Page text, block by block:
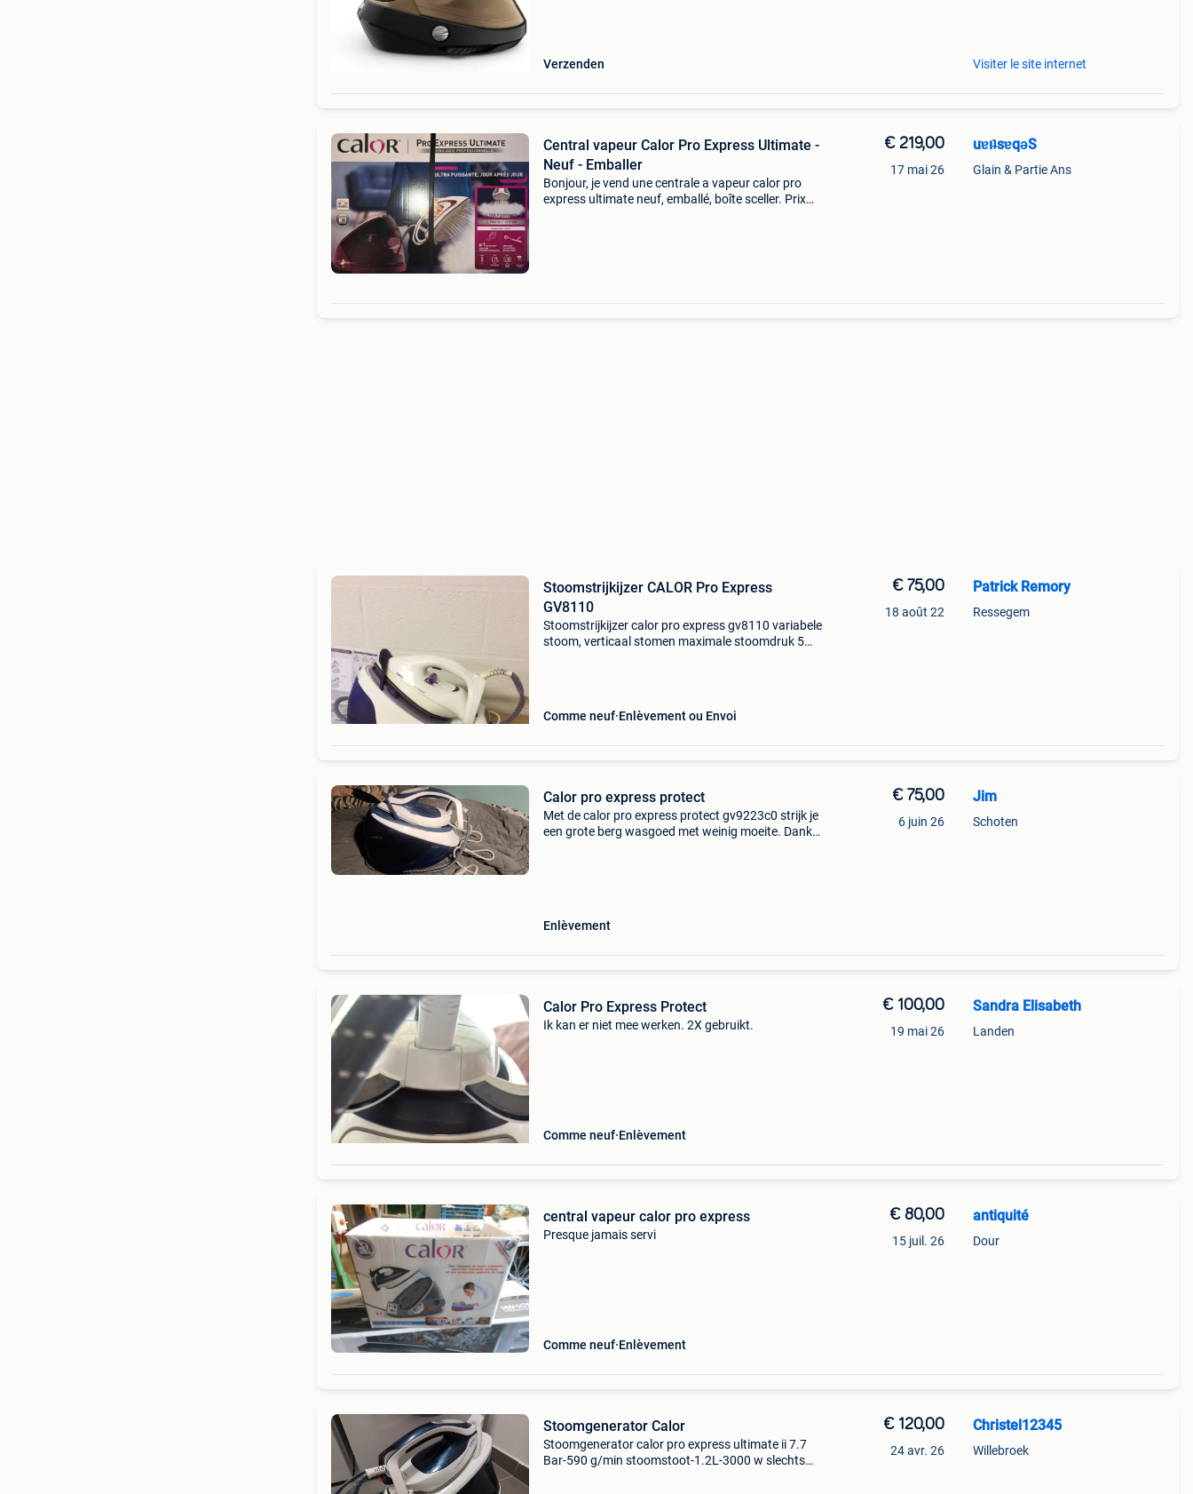
Verzenden
Visiter le site internet
Central vapeur Calor Pro Express Ultimate -
Neuf - Emballer
Bonjour, je vend une centrale a vapeur calor pro
express ultimate neuf, emballé, boîte sceller. Prix
€ 219,00
17 mai 26
uɐıʇsɐqǝS
Glain & Partie Ans
Stoomstrijkijzer CALOR Pro Express
GV8110
Stoomstrijkijzer calor pro express gv8110 variabele
stoom, verticaal stomen maximale stoomdruk 5
Comme neuf Enlèvement ou Envoi
€ 75,00
18 août 22
Patrick Remory
Ressegem
Calor pro express protect
Met de calor pro express protect gv9223c0 strijk je
een grote berg wasgoed met weinig moeite. Dankzij
Enlèvement
€ 75,00
6 juin 26
Jim
Schoten
Calor Pro Express Protect
Ik kan er niet mee werken. 2X gebruikt.
Comme neuf Enlèvement
€ 100,00
19 mai 26
Sandra Elisabeth
Landen
central vapeur calor pro express
Presque jamais servi
Comme neuf Enlèvement
€ 80,00
15 juil. 26
antiquité
Dour
Stoomgenerator Calor
Stoomgenerator calor pro express ultimate ii 7.7
Bar-590 g/min stoomstoot-1.2L-3000 w slechts
€ 120,00
24 avr. 26
Christel12345
Willebroek